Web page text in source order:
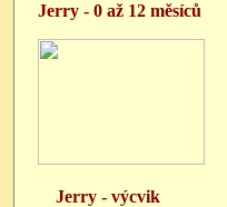
Jerry - 0 až 12
Jerry - výcvik